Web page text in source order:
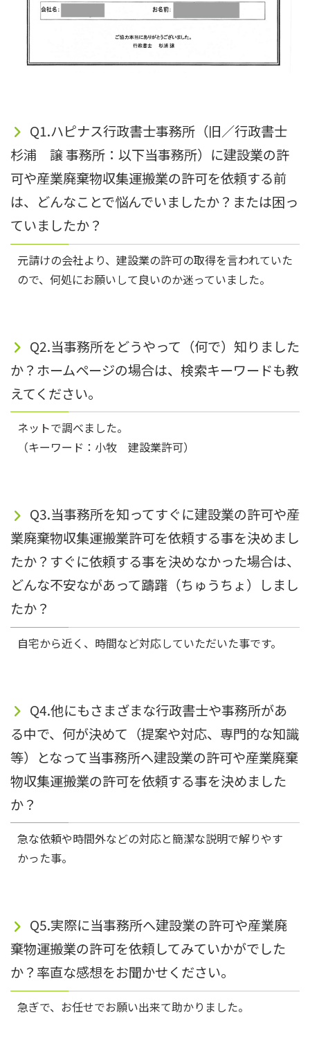
Q1.ハピナス行政書士事務所（旧／行政書士
杉浦 譲 事務所：以下当事務所）に建設業の許
可や産業廃棄物収集運搬業の許可を依頼する前
は、どんなことで悩んでいましたか？または困っ
ていましたか？
元請けの会社より、建設業の許可の取得を言われていた
ので、何処にお願いして良いのか迷っていました。
Q2.当事務所をどうやって（何で）知りました
か？ホームページの場合は、検索キーワードも教
えてください。
ネットで調べました。
（キーワード：小牧 建設業許可）
Q3.当事務所を知ってすぐに建設業の許可や産
業廃棄物収集運搬業許可を依頼する事を決めまし
たか？すぐに依頼する事を決めなかった場合は、
どんな不安ながあって躊躇（ちゅうちょ）しまし
たか？
自宅から近く、時間など対応していただいた事です。
Q4.他にもさまざまな行政書士や事務所があ
る中で、何が決めて（提案や対応、専門的な知識
等）となって当事務所へ建設業の許可や産業廃棄
物収集運搬業の許可を依頼する事を決めました
か？
急な依頼や時間外などの対応と簡潔な説明で解りやす
かった事。
Q5.実際に当事務所へ建設業の許可や産業廃
棄物運搬業の許可を依頼してみていかがでした
か？率直な感想をお聞かせください。
急ぎで、お任せでお願い出来て助かりました。